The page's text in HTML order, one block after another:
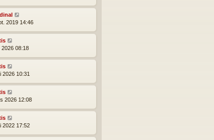
2019 14:46
2026 08:18
2026 10:31
2026 12:08
2022 17:52